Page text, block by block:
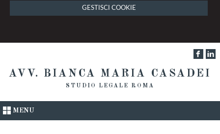
GESTISCI COOKIE
AVV. BIANCA MARIA CASADEI
STUDIO LEGALE ROMA
MENU